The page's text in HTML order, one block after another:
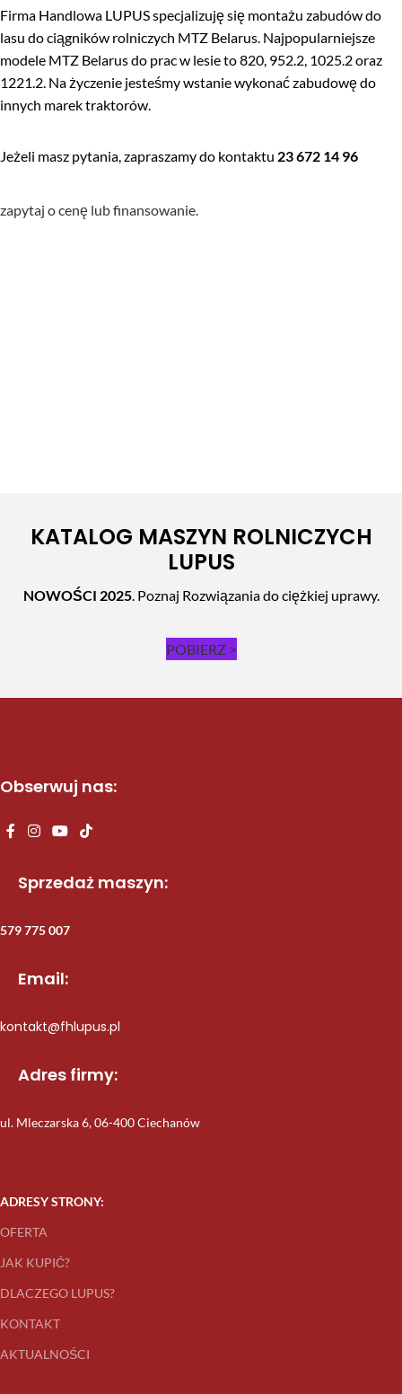
Firma Handlowa LUPUS specjalizuję się montażu zabudów do
lasu do ciągników rolniczych MTZ Belarus. Najpopularniejsze
modele MTZ Belarus do prac w lesie to 820, 952.2, 1025.2 oraz
1221.2. Na życzenie jesteśmy wstanie wykonać zabudowę do
innych marek traktorów.
Jeżeli masz pytania, zapraszamy do kontaktu 23 672 14 96
zapytaj o cenę lub finansowanie.
KATALOG MASZYN ROLNICZYCH
LUPUS
NOWOŚCI 2025. Poznaj Rozwiązania do ciężkiej uprawy.
POBIERZ >
Obserwuj nas:
Sprzedaż maszyn:
579 775 007
Email:
kontakt@fhlupus.pl
Adres firmy:
ul. Mleczarska 6, 06-400 Ciechanów
ADRESY STRONY:
OFERTA
JAK KUPIĆ?
DLACZEGO LUPUS?
KONTAKT
AKTUALNOŚCI